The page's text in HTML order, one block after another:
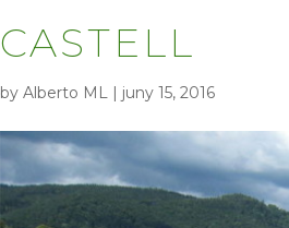
CASTELL
byAlberto ML | juny 15, 2016